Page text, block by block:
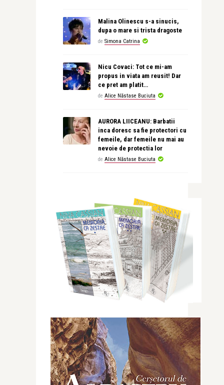
Malina Olinescu s-a sinucis,
dupa o mare si trista dragoste
de Simona Catrina
Nicu Covaci: Tot ce mi-am
propus in viata am reusit! Dar
ce pret am platit…
de Alice Năstase Buciuta
AURORA LIICEANU: Barbatii
inca doresc sa fie protectori cu
femeile, dar femeile nu mai au
nevoie de protectia lor
de Alice Năstase Buciuta